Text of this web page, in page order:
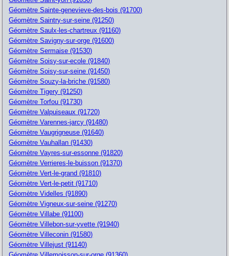
Géomètre Sainte-genevieve-des-bois (91700)
Géomètre Saintry-sur-seine (91250)
Géomètre Saulx-les-chartreux (91160)
Géomètre Savigny-sur-orge (91600)
Géomètre Sermaise (91530)
Géomètre Soisy-sur-ecole (91840)
Géomètre Soisy-sur-seine (91450)
Géomètre Souzy-la-briche (91580)
Géomètre Tigery (91250)
Géomètre Torfou (91730)
Géomètre Valpuiseaux (91720)
Géomètre Varennes-jarcy (91480)
Géomètre Vaugrigneuse (91640)
Géomètre Vauhallan (91430)
Géomètre Vayres-sur-essonne (91820)
Géomètre Verrieres-le-buisson (91370)
Géomètre Vert-le-grand (91810)
Géomètre Vert-le-petit (91710)
Géomètre Videlles (91890)
Géomètre Vigneux-sur-seine (91270)
Géomètre Villabe (91100)
Géomètre Villebon-sur-yvette (91940)
Géomètre Villeconin (91580)
Géomètre Villejust (91140)